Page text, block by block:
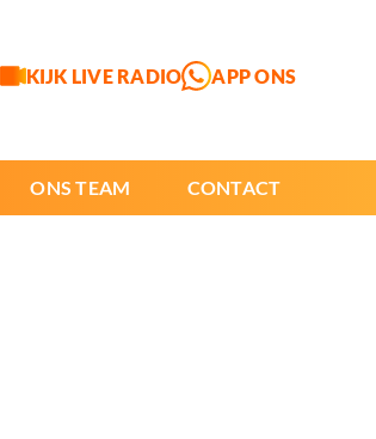
KIJK LIVE RADIO APP ONS
ONS TEAM CONTACT